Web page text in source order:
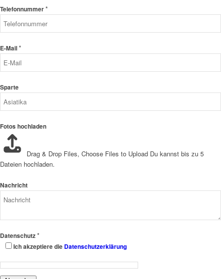
Telefonnummer*
E-Mail*
Sparte
Fotos hochladen
Drag & Drop Files, Choose Files to Upload Du kannst bis zu 5
Dateien hochladen.
Nachricht
Datenschutz*
Ich akzeptiere die Datenschutzerklärung